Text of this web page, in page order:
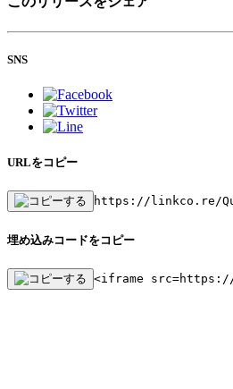
SNS
URLをコピー
https://linkco.re/
埋め込みコードをコピー
<iframe src=https://